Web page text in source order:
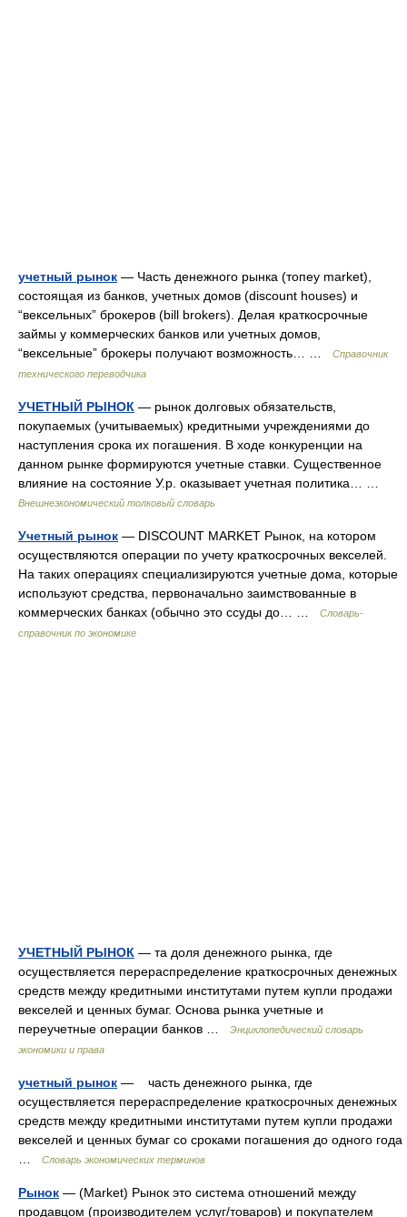
учетный рынок — Часть денежного рынка (топеу market),
состоящая из банков, учетных домов (discount houses) и
“вексельных” брокеров (bill brokers). Делая краткосрочные
займы у коммерческих банков или учетных домов,
“вексельные” брокеры получают возможность… …
Справочник
технического переводчика
УЧЕТНЫЙ РЫНОК — рынок долговых обязательств,
покупаемых (учитываемых) кредитными учреждениями до
наступления срока их погашения. В ходе конкуренции на
данном рынке формируются учетные ставки. Существенное
влияние на состояние У.р. оказывает учетная политика… …
Внешнеэкономический толковый словарь
Учетный рынок — DISCOUNT MARKET Рынок, на котором
осуществляются операции по учету краткосрочных векселей.
На таких операциях специализируются учетные дома, которые
используют средства, первоначально заимствованные в
коммерческих банках (обычно это ссуды до… …
Словарь-
справочник по экономике
УЧЕТНЫЙ РЫНОК — та доля денежного рынка, где
осуществляется перераспределение краткосрочных денежных
средств между кредитными институтами путем купли продажи
векселей и ценных бумаг. Основа рынка учетные и
переучетные операции банков …
Энциклопедический словарь
экономики и права
учетный рынок — часть денежного рынка, где
осуществляется перераспределение краткосрочных денежных
средств между кредитными институтами путем купли продажи
векселей и ценных бумаг со сроками погашения до одного года
Словарь экономических терминов
Рынок — (Market) Рынок это система отношений между
продавцом (производителем услуг/товаров) и покупателем